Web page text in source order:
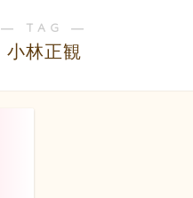
― TAG ―
小林正観